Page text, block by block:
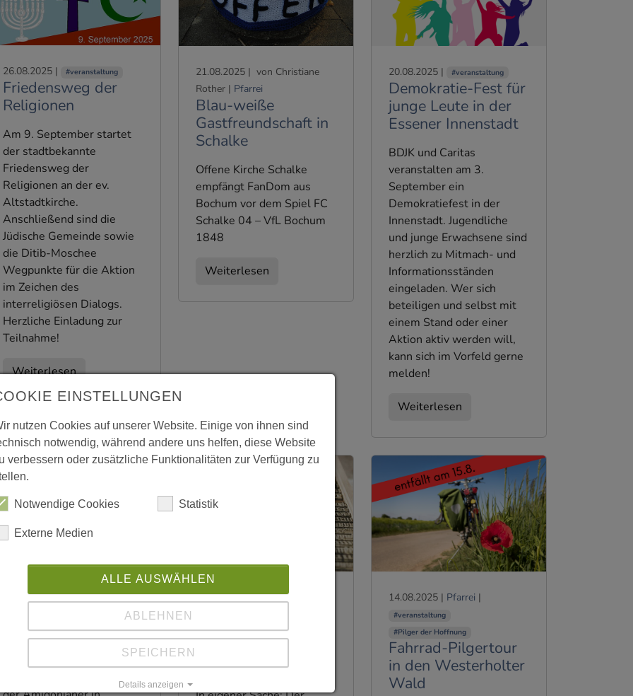
26.08.2025 | #veranstaltung
Friedensweg der
Religionen
Am 9. September startet
der stadtbekannte
Friedensweg der
Religionen an der ev.
Altstadtkirche.
Anschließend sind die
Jüdische Gemeinde sowie
die Ditib-Moschee
Wegpunkte für die Aktion
im Zeichen des
interreligiösen Dialogs.
Herzliche Einladung zur
Teilnahme!
Weiterlesen
21.08.2025 | von Christiane
Rother | Pfarrei
Blau-weiße
Gastfreundschaft in
Schalke
Offene Kirche Schalke
empfängt FanDom aus
Bochum vor dem Spiel FC
Schalke 04 – VfL Bochum
1848
Weiterlesen
20.08.2025 | #veranstaltung
Demokratie-Fest für
junge Leute in der
Essener Innenstadt
BDJK und Caritas
veranstalten am 3.
September ein
Demokratiefest in der
Innenstadt. Jugendliche
und junge Erwachsene sind
herzlich zu Mitmach- und
Informationsständen
eingeladen. Wer sich
beteiligen und selbst mit
einem Stand oder einer
Aktion aktiv werden will,
kann sich im Vorfeld gerne
melden!
Weiterlesen
19.08.2025|
September
Amigofest im Jugendtreff
18.08.2025|Pfarrei|
Newsletter-
auf Montag verlegt
14.08.2025 | Pfarrei |
#veranstaltung
#Pilger der Hoffnung
Fahrrad-Pilgertour
in den Westerholter
Wald
EINSTELLUNGEN
nutzen Cookies auf unserer Website. Einige von ihnen sind
notwendig, während andere uns helfen, diese Website
verbessern oder zusätzliche Funktionalitäten zur Verfügung zu
Notwendige Cookies Statistik
Externe Medien
ALLE AUSWÄHLEN
ABLEHNEN
SPEICHERN
Details anzeigen